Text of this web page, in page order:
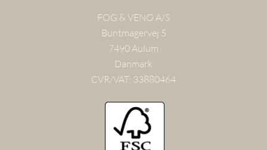
FOG & VENØ A/S
Buntmagervej 5
7490 Aulum
Danmark
CVR/VAT: 33880464